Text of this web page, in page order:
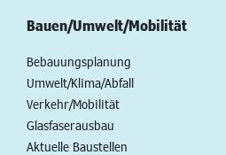
Bauen/Umwelt/Mobilität
Bebauungsplanung
Umwelt/Klima/Abfall
Verkehr/Mobilität
Glasfaserausbau
Aktuelle Baustellen